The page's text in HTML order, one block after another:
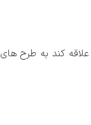
کند به طرح های